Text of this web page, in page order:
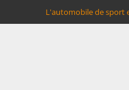
L'automobile de sport